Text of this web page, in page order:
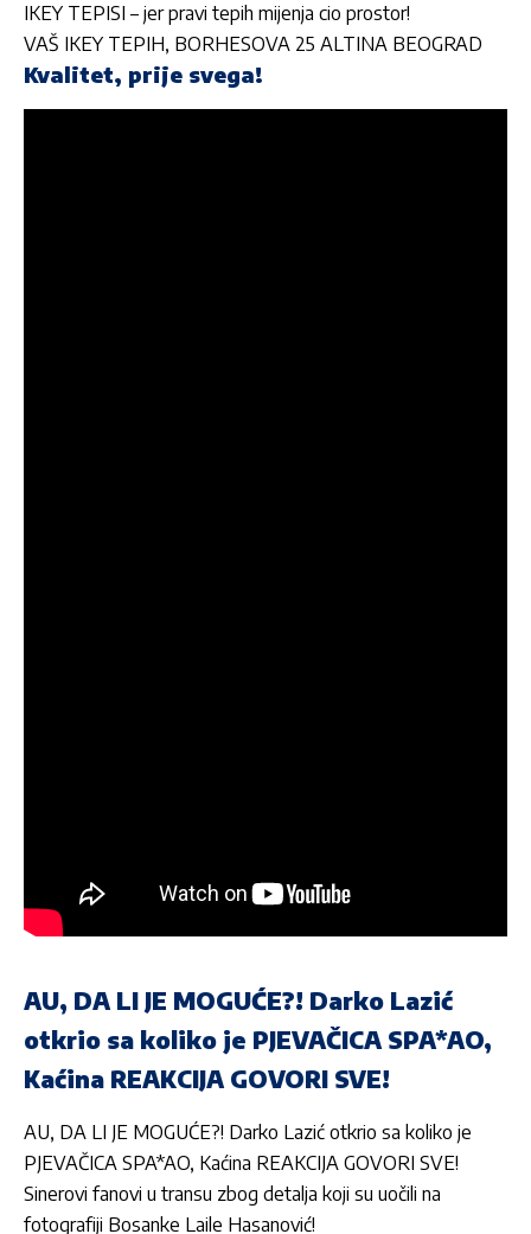
IKEY TEPISI – jer pravi tepih mijenja cio prostor!
VAŠ IKEY TEPIH, BORHESOVA 25 ALTINA BEOGRAD
Kvalitet, prije svega!
AU, DA LI JE MOGUĆE?! Darko Lazić
otkrio sa koliko je PJEVAČICA SPA*AO,
Kaćina REAKCIJA GOVORI SVE!
AU, DA LI JE MOGUĆE?! Darko Lazić otkrio sa koliko je
PJEVAČICA SPA*AO, Kaćina REAKCIJA GOVORI SVE!
Sinerovi fanovi u transu zbog detalja koji su uočili na
fotografiji Bosanke Laile Hasanović!